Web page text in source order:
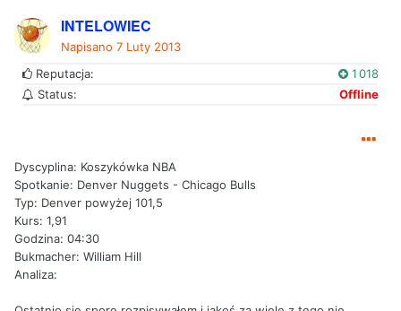
INTELOWIEC
Napisano 7 Luty 2013
Reputacja:
1 018
Status:
Offline
Dyscyplina: Koszykówka NBA
Spotkanie: Denver Nuggets - Chicago Bulls
Typ: Denver powyżej 101,5
Kurs: 1,91
Godzina: 04:30
Bukmacher: William Hill
Analiza: